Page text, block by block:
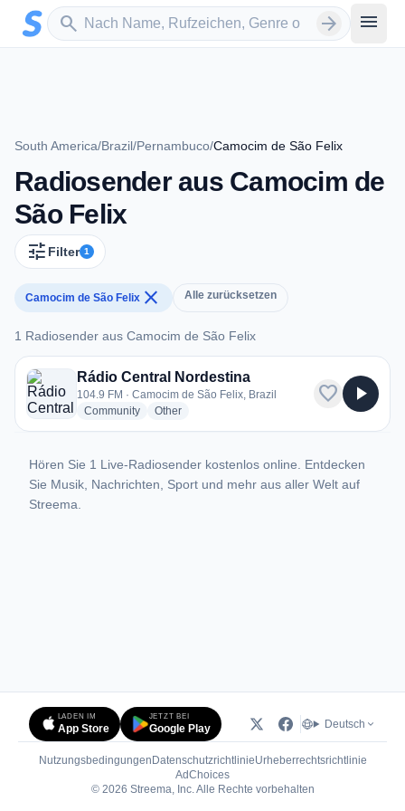
Zum Hauptinhalt springen
search
Sender suchen arrow_forward menu
South America/Brazil/Pernambuco/Camocim de São Felix
Radiosender aus Camocim de
São Felix
tune Filter 1
Camocim de São Felix close Alle zurücksetzen
1 Radiosender aus Camocim de São Felix
1 Radiosender aus Camocim de São Felix
Rádio Central Nordestina
104.9 FM · Camocim de São Felix, Brazil
Communityradio stations
Otherradio stations
favorite play_arrow
Hören Sie 1 Live-Radiosender kostenlos online. Entdecken
Sie Musik, Nachrichten, Sport und mehr aus aller Welt auf
Streema.
LADEN IM
App Store
JETZT BEI
Google Play Deutsch
Nutzungsbedingungen DatenschutzrichtlinieUrheberrechtsrichtlinie
AdChoices(öffnet in neuem Tab)
© 2026 Streema, Inc. Alle Rechte vorbehalten